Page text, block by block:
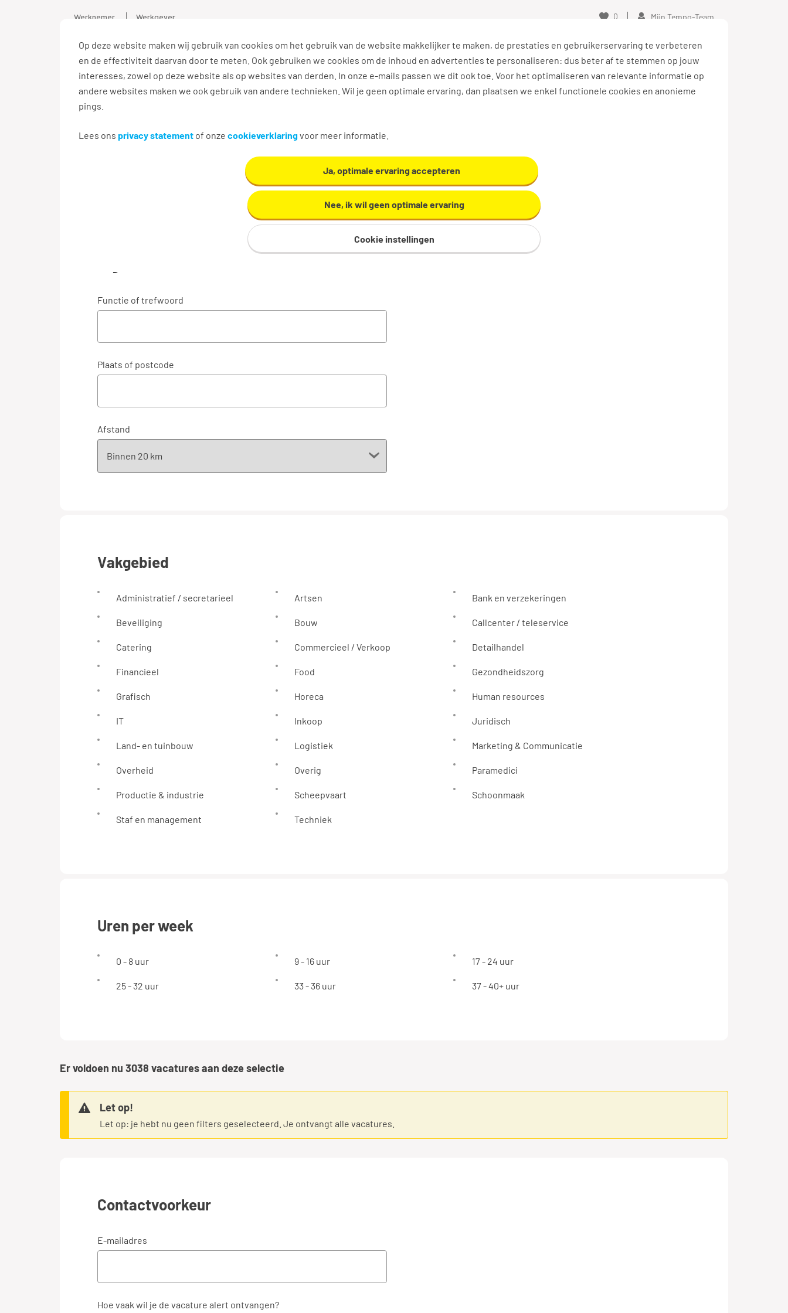
Op deze website maken wij gebruik van cookies om het gebruik van de website makkelijker te maken, de prestaties en gebruikerservaring te verbeteren
en de effectiviteit daarvan door te meten. Ook gebruiken we cookies om de inhoud en advertenties te personaliseren: dus beter af te stemmen op jouw
interesses, zowel op deze website als op websites van derden. In onze e-mails passen we dit ook toe. Voor het optimaliseren van relevante informatie op
andere websites maken we ook gebruik van andere technieken. Wil je geen optimale ervaring, dan plaatsen we enkel functionele cookies en anonieme
pings.
Lees ons privacy statement of onze cookieverklaringvoor meer informatie.
Ja, optimale ervaring accepteren
Nee, ik wil geen optimale ervaring
Cookie instellingen
Werknemer Werkgever
Vacatures Ontwikkel jezelf Werkplezier Contact
0 Mijn Tempo-Team
Aanmaken e-mailalert nieuwe vacatures
Maak hier je eigen e-mailalert om nieuwe vacatures te ontvangen die relevant zijn voor jou.
Functie of trefwoord
Plaats of postcode
Afstand
vakgebied
Administratief / secretarieel Artsen Bank en verzekeringen
Beveiliging Bouw Callcenter / teleservice
Catering Commercieel / Verkoop Detailhandel
Financieel Food Gezondheidszorg
Grafisch Horeca Human resources
IT Inkoop Juridisch
Land- en tuinbouw Logistiek Marketing & Communicatie
Overheid Overig Paramedici
Productie & industrie Scheepvaart Schoonmaak
Staf en management Techniek
uren per week
0 - 8 uur 9 - 16 uur 17 - 24 uur
25 - 32 uur 33 - 36 uur 37 - 40+ uur
Er voldoen nu 3038 vacatures aan deze selectie
Let op!
Let op: je hebt nu geen filters geselecteerd. Je ontvangt alle vacatures.
Contactvoorkeur
E-mailadres
Hoe vaak wil je de vacature alert ontvangen?